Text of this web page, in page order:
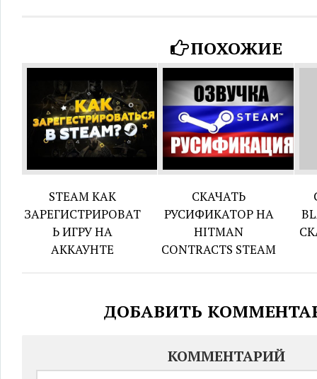
ПОХОЖИЕ
STEAM КАК
ЗАРЕГИСТРИРОВАТ
Ь ИГРУ НА
АККАУНТЕ
СКАЧАТЬ
РУСИФИКАТОР НА
HITMAN
CONTRACTS STEAM
ДОБАВИТЬ
КОММЕНТАРИЙ